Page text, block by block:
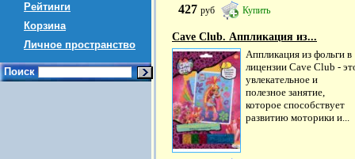
Рейтинги
Корзина
Личное пространство
Поиск
427 руб Купить
Cave Club. Аппликация из...
Аппликация из фольги в
лицензии Cave Club -
увлекательное и
полезное занятие,
которое способствует
развитию моторики и...